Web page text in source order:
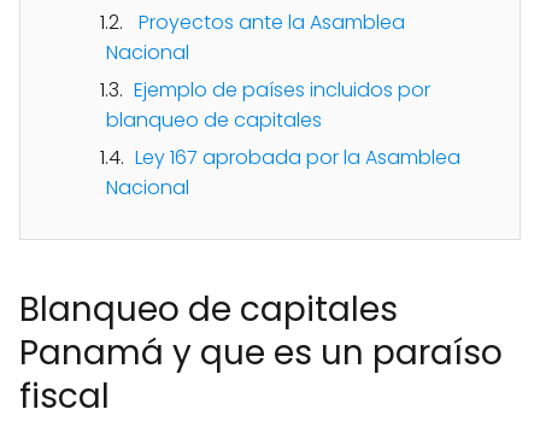
Proyectos ante la Asamblea
Nacional
Ejemplo de países incluidos por
blanqueo de capitales
Ley 167 aprobada por la Asamblea
Nacional
Blanqueo de capitales
Panamá y que es un paraíso
fiscal